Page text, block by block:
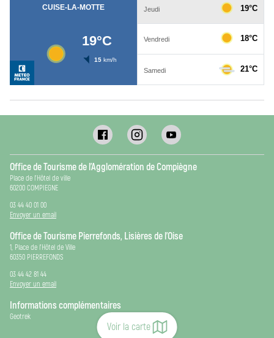
Voir la carte
Office de Tourisme de l’Agglomération de Compiègne
Place de l’Hôtel de ville
60200 COMPIEGNE
03 44 40 01 00
Envoyer un email
Office de Tourisme Pierrefonds, Lisières de l’Oise
1, Place de l’Hôtel de Ville
60350 PIERREFONDS
03 44 42 81 44
Envoyer un email
Informations complémentaires
Geotrek